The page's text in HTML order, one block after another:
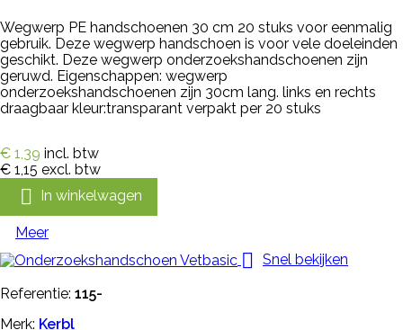
Wegwerp PE handschoenen 30 cm 20 stuks voor eenmalig
gebruik. Deze wegwerp handschoen is voor vele doeleinden
geschikt. Deze wegwerp onderzoekshandschoenen zijn
geruwd. Eigenschappen: wegwerp
onderzoekshandschoenen zijn 30cm lang. links en rechts
draagbaar kleur:transparant verpakt per 20 stuks
€ 1,39 incl. btw
€ 1,15 excl. btw
 In winkelwagen
Meer
 Snel bekijken
Referentie: 115-
Merk: Kerbl